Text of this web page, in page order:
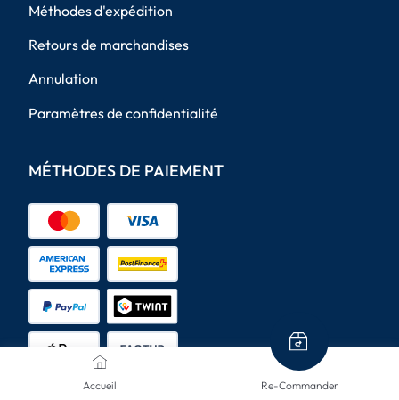
Accueil Re-Commander
Méthodes d'expédition
Retours de marchandises
Annulation
Paramètres de confidentialité
MÉTHODES DE PAIEMENT